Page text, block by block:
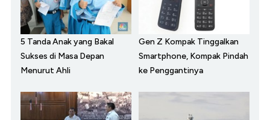
5 Tanda Anak yang Bakal
Sukses di Masa Depan
Menurut Ahli
Gen Z Kompak Tinggalkan
Smartphone, Kompak Pindah
ke Penggantinya